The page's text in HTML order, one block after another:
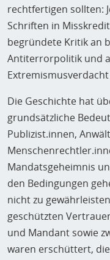
rechtfertigen sollten:
Schriften in
begründete Kritik an
Antiterrorpolitik und
Extremismusverdacht
Die Geschichte hat
grundsätzliche
Publizist.innen,
Mandatsgeheimnis
den Bedingungen
nicht zu
geschützten
und Mandant sowie
waren erschüttert,